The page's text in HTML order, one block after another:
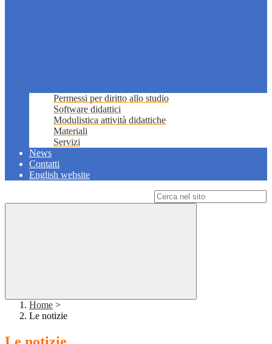
Permessi per diritto allo studio
Software didattici
Modulistica attività didattiche
Materiali
Servizi
News
Contatti
English website
Home >
Le notizie